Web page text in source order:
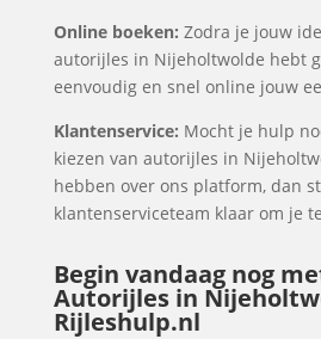
Online boeken: Zodra je jouw
autorijles in Nijeholtwolde hebt
eenvoudig en snel online jouw
Klantenservice: Mocht je hulp
kiezen van autorijles in
hebben over ons platform, dan
klantenserviceteam klaar om je
Begin vandaag nog
Autorijles in
Rijleshulp.nl